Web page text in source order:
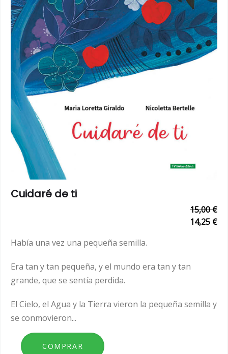
Cuidaré de ti
15,00 €
14,25 €
Había una vez una pequeña semilla.
Era tan y tan pequeña, y el mundo era tan y tan
grande, que se sentía perdida.
El Cielo, el Agua y la Tierra vieron la pequeña semilla y
se conmovieron...